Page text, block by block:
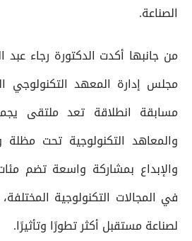
الصناعة.
من جانبها أكدت الدكتورة رجاء عبد
مجلس إدارة المعهد التكنولوجي
مسابقة انطلاقة تعد ملتقى
والمعاهد التكنولوجية تحت مظلة
والإبداع بمشاركة واسعة تضم
في المجالات التكنولوجية
لصناعة مستقبل أكثر تطورًا وتأثيرًا.